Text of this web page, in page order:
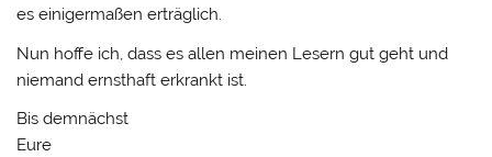
es einigermaßen erträglich.
Nun hoffe ich, dass es allen meinen Lesern gut geht und
niemand ernsthaft erkrankt ist.
Bis demnächst
Eure